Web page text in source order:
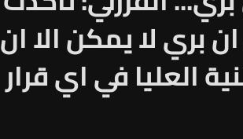
لا يمكن الا ان
العليا في اي قرار